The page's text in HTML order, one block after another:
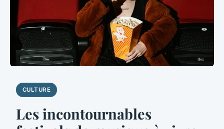
CULTURE
Les incontournables